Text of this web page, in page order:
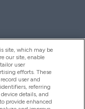
site, which may be
our site, enable
user
efforts. These
user and
referring
details, and
provide enhanced